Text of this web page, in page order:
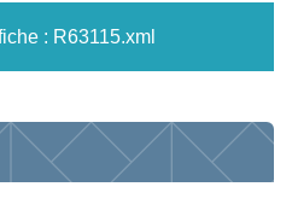
: R63115.xml